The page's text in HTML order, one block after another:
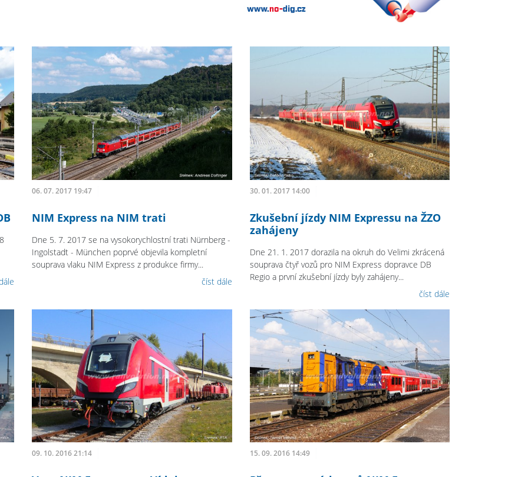
06. 07. 2017 19:47
NIM Express na NIM trati
Dne 5. 7. 2017 se na vysokorychlostní trati Nürnberg -
Ingolstadt - München poprvé objevila kompletní
souprava vlaku NIM Express z produkce firmy...
číst dále
30. 01. 2017 14:00
Zkušební jízdy NIM Expressu na ŽZO
zahájeny
Dne 21. 1. 2017 dorazila na okruh do Velimi zkrácená
souprava čtyř vozů pro NIM Express dopravce DB
Regio a první zkušební jízdy byly zahájeny...
číst dále
09. 10. 2016 21:14 15. 09. 2016 14:49